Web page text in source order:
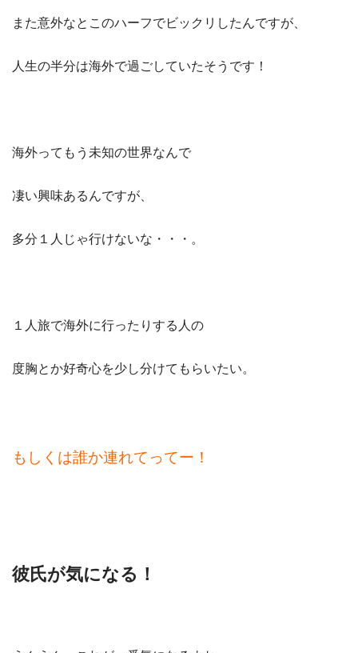
また意外なとこのハーフでビックリしたんですが、
人生の半分は海外で過ごしていたそうです！
海外ってもう未知の世界なんで
凄い興味あるんですが、
多分１人じゃ行けないな・・・。
１人旅で海外に行ったりする人の
度胸とか好奇心を少し分けてもらいたい。
もしくは誰か連れてってー！
彼氏が気になる！